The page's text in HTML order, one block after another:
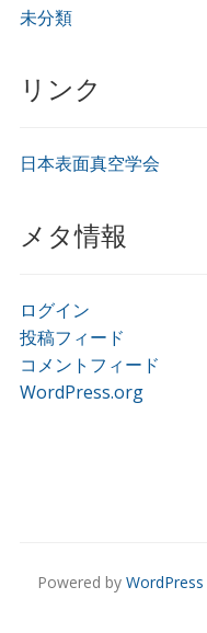
未分類
リンク
日本表面真空学会
メタ情報
ログイン
投稿フィード
コメントフィード
WordPress.org
Powered by WordPress